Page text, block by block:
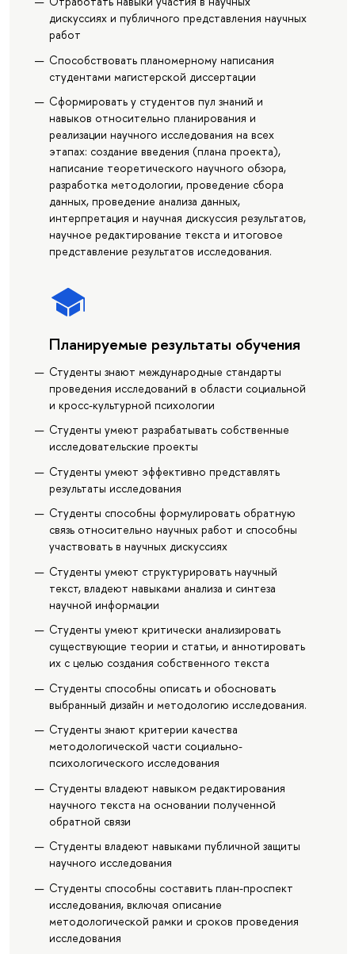
дискуссиях и публичного представления научных
работ
Способствовать планомерному написания
студентами магистерской диссертации
Сформировать у студентов пул знаний и
навыков относительно планирования и
реализации научного исследования на всех
этапах: создание введения (плана проекта),
написание теоретического научного обзора,
разработка методологии, проведение сбора
данных, проведение анализа данных,
интерпретация и научная дискуссия результатов,
научное редактирование текста и итоговое
представление результатов исследования.
Планируемые результаты обучения
Студенты знают международные стандарты
проведения исследований в области социальной
и кросс-культурной психологии
Студенты умеют разрабатывать собственные
исследовательские проекты
Студенты умеют эффективно представлять
результаты исследования
Студенты способны формулировать обратную
связь относительно научных работ и способны
участвовать в научных дискуссиях
Студенты умеют структурировать научный
текст, владеют навыками анализа и синтеза
научной информации
Студенты умеют критически анализировать
существующие теории и статьи, и аннотировать
их с целью создания собственного текста
Студенты способны описать и обосновать
выбранный дизайн и методологию исследования.
Студенты знают критерии качества
методологической части социально-
психологического исследования
Студенты владеют навыком редактирования
научного текста на основании полученной
обратной связи
Студенты владеют навыками публичной защиты
научного исследования
Студенты способны составить план-проспект
исследования, включая описание
методологической рамки и сроков проведения
исследования